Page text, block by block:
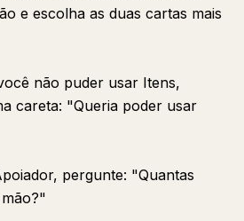
e escolha as duas cartas mais
não puder usar Itens,
careta: "Queria poder usar
pergunte: "Quantas